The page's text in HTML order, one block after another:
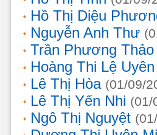
Hồ Thị Diệu
Nguyễn Anh Thư
Trần Phương Thảo
Hoàng Thi Lệ Uyên
Lê Thị Hòa (01/09/
Lê Thị Yến Nhi (01/
Ngô Thị Nguyệt